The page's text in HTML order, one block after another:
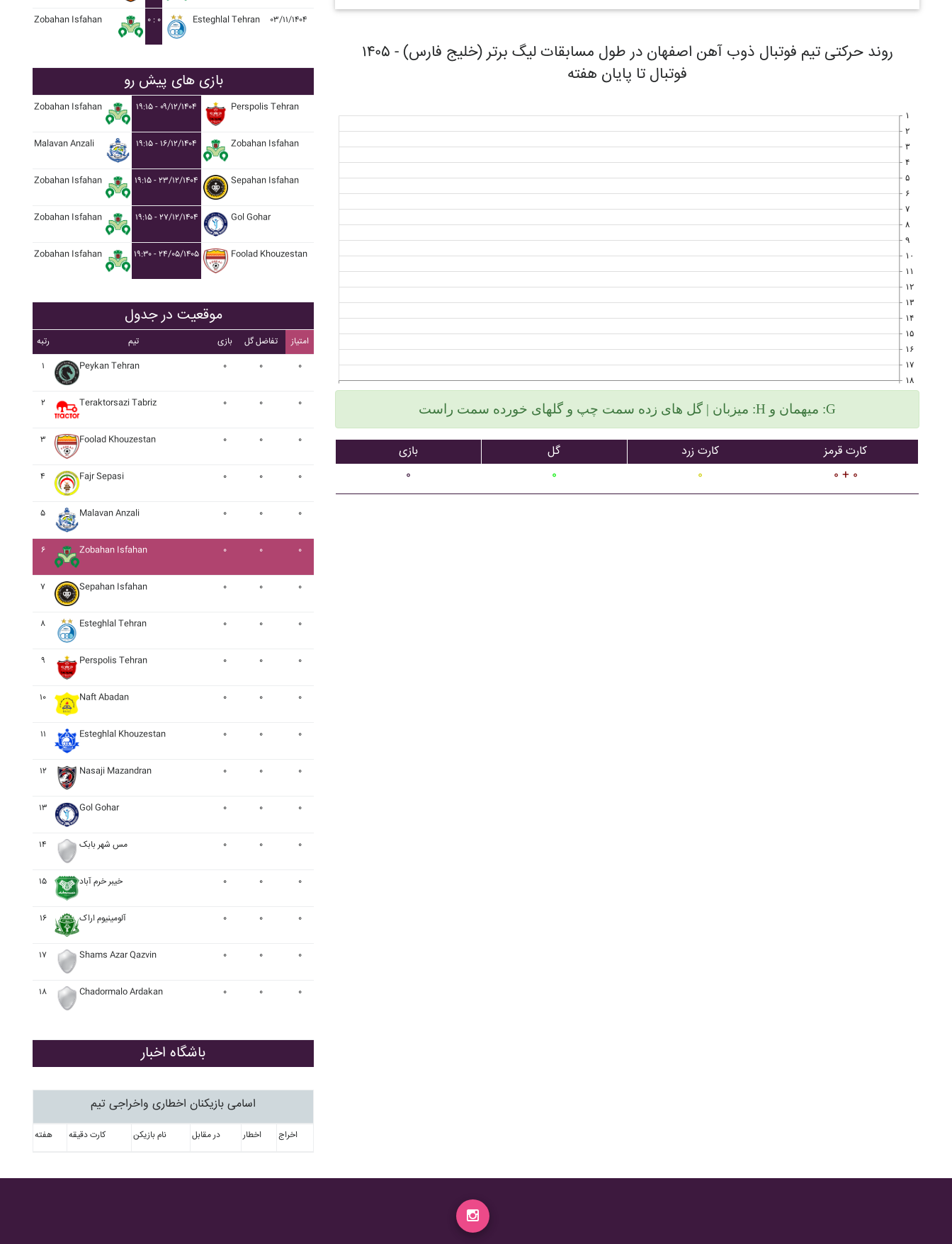
Zobahan Isfahan ۰ : ۰ Esteghlal Tehran ۰۳/۱۱/۱۴۰۴
بازی های پیش رو
Zobahan Isfahan ۱۹:۱۵ - ۰۹/۱۲/۱۴۰۴ Perspolis Tehran
Malavan Anzali ۱۹:۱۵ - ۱۶/۱۲/۱۴۰۴ Zobahan Isfahan
Zobahan Isfahan ۱۹:۱۵ - ۲۳/۱۲/۱۴۰۴ Sepahan Isfahan
Zobahan Isfahan ۱۹:۱۵ - ۲۷/۱۲/۱۴۰۴ Gol Gohar
Zobahan Isfahan ۱۹:۳۰ - ۲۴/۰۵/۱۴۰۵ Foolad Khouzestan
موقعیت در جدول
رتبه تیم بازی تفاضل گل
امتیاز
۱
Peykan Tehran ۰ ۰ ۰
۲ Teraktorsazi Tabriz ۰ ۰ ۰
۳ Foolad Khouzestan ۰ ۰ ۰
۴ Fajr Sepasi ۰ ۰ ۰
۵ Malavan Anzali ۰ ۰ ۰
۶ Zobahan Isfahan ۰ ۰ ۰
۷ Sepahan Isfahan ۰ ۰ ۰
۸ Esteghlal Tehran ۰ ۰ ۰
۹ Perspolis Tehran ۰ ۰ ۰
۱۰ Naft Abadan ۰ ۰ ۰
۱۱ Esteghlal Khouzestan ۰ ۰ ۰
۱۲ Nasaji Mazandran ۰ ۰ ۰
۱۳ Gol Gohar ۰ ۰ ۰
۱۴ مس شهر بابک ۰ ۰ ۰
۱۵ خيبر خرم آباد ۰ ۰ ۰
۱۶ آلومينيوم اراک ۰ ۰ ۰
۱۷ Shams Azar Qazvin ۰ ۰ ۰
۱۸ Chadormalo Ardakan ۰ ۰ ۰
باشگاه اخبار
اسامی بازیکنان اخطاری واخراجی تیم
هفته کارت دقیقه نام بازیکن در مقابل اخطار اخراج
روند حرکتی تیم فوتبال ذوب آهن اصفهان در طول مسابقات ليگ برتر (خليج فارس) - ۱۴۰۵
فوتبال تا پایان هفته
۱
۲
۳
۴
۵
۶
۷
۸
۹
۱۰
۱۱
۱۲
۱۳
۱۴
۱۵
۱۶
۱۷
۱۸
میزبان | گل های زده سمت چپ و گلهای خورده سمت راست :H میهمان و :G
بازی
۰
گل
۰
کارت زرد
۰
کارت قرمز
۰ + ۰